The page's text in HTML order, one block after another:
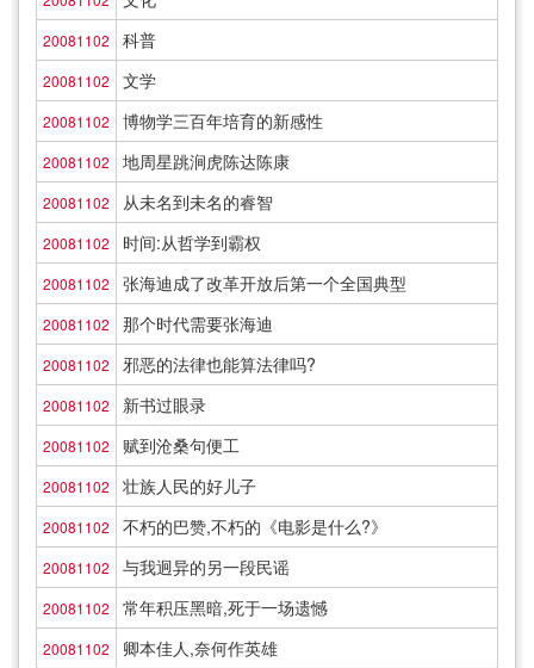
20081102 科普
20081102 文学
20081102 博物学三百年培育的新感性
20081102 地周星跳涧虎陈达陈康
20081102 从未名到未名的睿智
20081102 时间:从哲学到霸权
20081102 张海迪成了改革开放后第一个全国典型
20081102 那个时代需要张海迪
20081102 邪恶的法律也能算法律吗?
20081102 新书过眼录
20081102 赋到沧桑句便工
20081102 壮族人民的好儿子
20081102 不朽的巴赞,不朽的《电影是什么?》
20081102 与我迥异的另一段民谣
20081102 常年积压黑暗,死于一场遗憾
20081102 卿本佳人,奈何作英雄